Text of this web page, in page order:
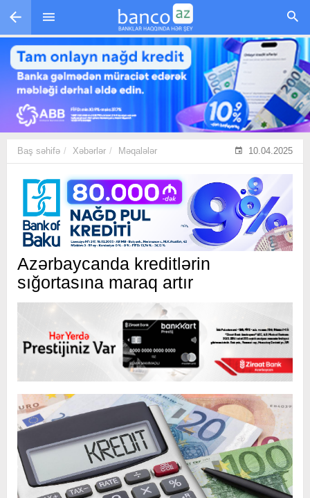
Skip to main content
Baş səhifə Xəbərlər Məqalələr 10.04.2025
Azərbaycanda kreditlərin
sığortasına maraq artır